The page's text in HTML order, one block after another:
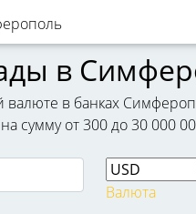
в
в банках
сумму от 300 до 30 000
Валюта